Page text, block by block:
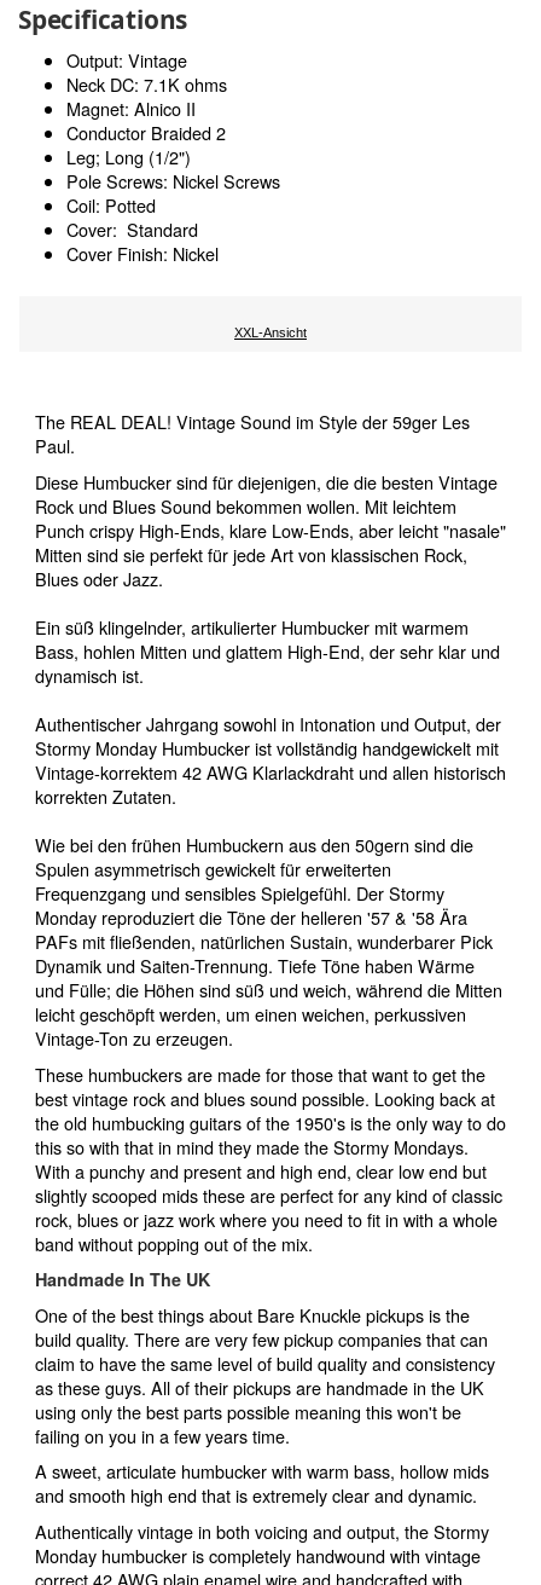
Specifications
Output: Vintage
Neck DC: 7.1K ohms
Magnet: Alnico II
Conductor Braided 2
Leg; Long (1/2")
Pole Screws: Nickel Screws
Coil: Potted
Cover: Standard
Cover Finish: Nickel
XXL-Ansicht
The REAL DEAL! Vintage Sound im Style der 59ger Les
Paul.
Diese Humbucker sind für diejenigen, die die besten Vintage
Rock und Blues Sound bekommen wollen. Mit leichtem
Punch crispy High-Ends, klare Low-Ends, aber leicht "nasale"
Mitten sind sie perfekt für jede Art von klassischen Rock,
Blues oder Jazz.
Ein süß klingelnder, artikulierter Humbucker mit warmem
Bass, hohlen Mitten und glattem High-End, der sehr klar und
dynamisch ist.
Authentischer Jahrgang sowohl in Intonation und Output, der
Stormy Monday Humbucker ist vollständig handgewickelt mit
Vintage-korrektem 42 AWG Klarlackdraht und allen historisch
korrekten Zutaten.
Wie bei den frühen Humbuckern aus den 50gern sind die
Spulen asymmetrisch gewickelt für erweiterten
Frequenzgang und sensibles Spielgefühl. Der Stormy
Monday reproduziert die Töne der helleren '57 & '58 Ära
PAFs mit fließenden, natürlichen Sustain, wunderbarer Pick
Dynamik und Saiten-Trennung. Tiefe Töne haben Wärme
und Fülle; die Höhen sind süß und weich, während die Mitten
leicht geschöpft werden, um einen weichen, perkussiven
Vintage-Ton zu erzeugen.
These humbuckers are made for those that want to get the
best vintage rock and blues sound possible. Looking back at
the old humbucking guitars of the 1950's is the only way to do
this so with that in mind they made the Stormy Mondays.
With a punchy and present and high end, clear low end but
slightly scooped mids these are perfect for any kind of classic
rock, blues or jazz work where you need to fit in with a whole
band without popping out of the mix.
Handmade In The UK
One of the best things about Bare Knuckle pickups is the
build quality. There are very few pickup companies that can
claim to have the same level of build quality and consistency
as these guys. All of their pickups are handmade in the UK
using only the best parts possible meaning this won't be
failing on you in a few years time.
A sweet, articulate humbucker with warm bass, hollow mids
and smooth high end that is extremely clear and dynamic.
Authentically vintage in both voicing and output, the Stormy
Monday humbucker is completely handwound with vintage
correct 42 AWG plain enamel wire and handcrafted with